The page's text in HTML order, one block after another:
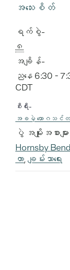
အသေးစိတ်
ရက်စွဲ-
၈
အချိန်-
ညနေ 6:30 -
CDT
စီးရီး-
အခမဲ့ ယောဂသင်တန်း
ပွဲ အမျိုးအစားမျာ
Hornsby
တာ, ချမ်းသာရေး